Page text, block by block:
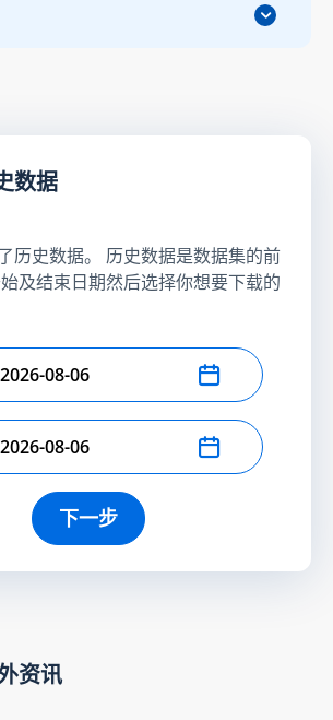
数据
历史数据。 历史数据是数据集的前
及结束日期然后选择你想要下载的
日期
日期
下一步
资讯